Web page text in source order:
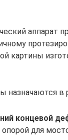
аппарат
картины
в
концевой
опорой для